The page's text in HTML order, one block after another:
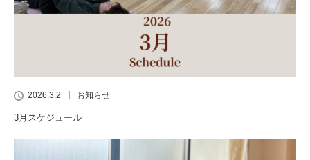
2026.3.2 お知らせ
3月スケジュール